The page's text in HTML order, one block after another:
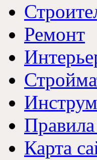
Ремонт
Карта